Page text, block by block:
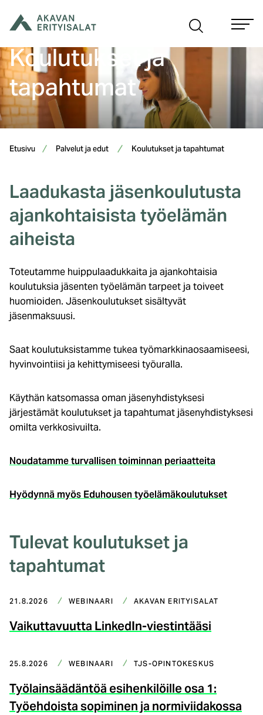
sisältöön
Koulutukset ja
tapahtumat
Etusivu Palvelut ja edut Koulutukset ja tapahtumat
Laadukasta jäsenkoulutusta
ajankohtaisista työelämän
aiheista
Toteutamme huippulaadukkaita ja ajankohtaisia
koulutuksia jäsenten työelämän tarpeet ja toiveet
huomioiden. Jäsenkoulutukset sisältyvät
jäsenmaksuusi.
Saat koulutuksistamme tukea työmarkkinaosaamiseesi,
hyvinvointiisi ja kehittymiseesi työuralla.
Käythän katsomassa oman jäsenyhdistyksesi
järjestämät koulutukset ja tapahtumat jäsenyhdistyksesi
omilta verkkosivuilta.
Noudatamme turvallisen toiminnan periaatteita
Hyödynnä myös Eduhousen työelämäkoulutukset
Tulevat koulutukset ja
tapahtumat
21.8.2026 WEBINAARI
AKAVAN ERITYISALAT
Vaikuttavuutta LinkedIn-viestintääsi
25.8.2026 WEBINAARI
TJS-OPINTOKESKUS
Työlainsäädäntöä esihenkilöille osa 1:
Työehdoista sopiminen ja normiviidakossa